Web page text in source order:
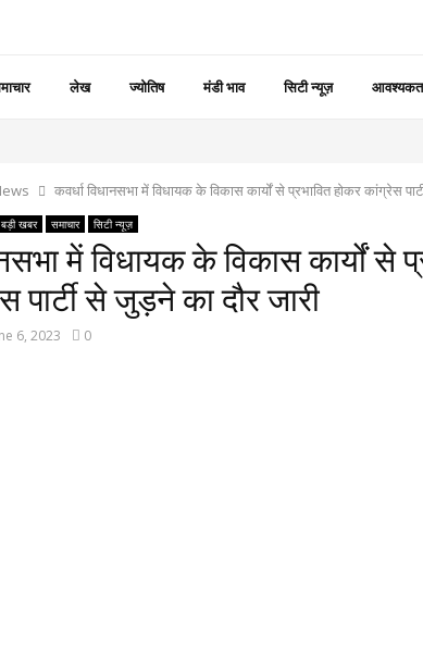
लेख ज्योतिष मंडी भाव सिटी न्यूज़
कवर्धा विधानसभा में विधायक के विकास कार्यों से प्रभावित होकर कांग्रेस
बड़ी खबर समाचार सिटी न्यूज़
में विधायक के विकास कार्यों से
पार्टी से जुड़ने का दौर जारी
6, 2023 0